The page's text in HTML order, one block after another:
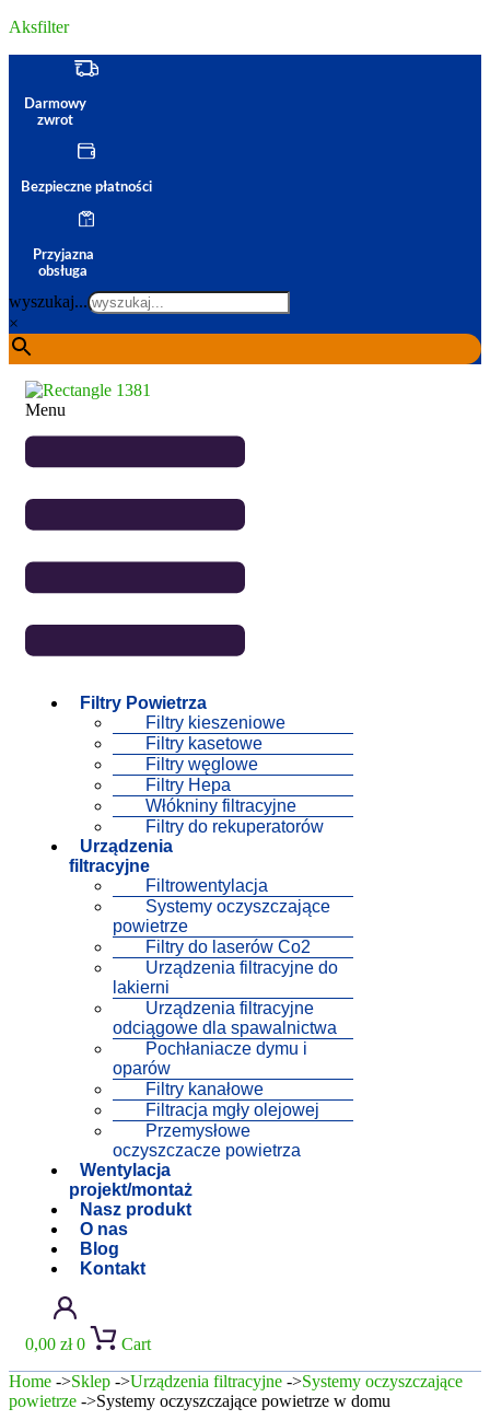
Aksfilter
Darmowy
zwrot
Bezpieczne płatności
Przyjazna
obsługa
wyszukaj...
×
Menu
Filtry Powietrza
Filtry kieszeniowe
Filtry kasetowe
Filtry węglowe
Filtry Hepa
Włókniny filtracyjne
Filtry do rekuperatorów
Urządzenia
filtracyjne
Filtrowentylacja
Systemy oczyszczające
powietrze
Filtry do laserów Co2
Urządzenia filtracyjne do
lakierni
Urządzenia filtracyjne
odciągowe dla spawalnictwa
Pochłaniacze dymu i
oparów
Filtry kanałowe
Filtracja mgły olejowej
Przemysłowe
oczyszczacze powietrza
Wentylacja
projekt/montaż
Nasz produkt
O nas
Blog
Kontakt
0,00 zł 0
Cart
Home ->Sklep ->Urządzenia filtracyjne ->Systemy oczyszczające
powietrze ->Systemy oczyszczające powietrze w domu